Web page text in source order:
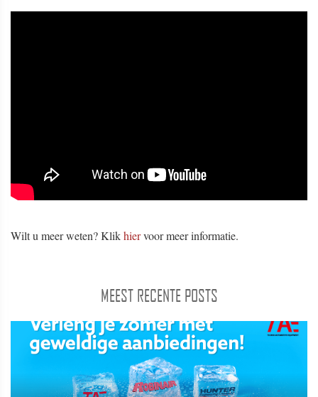
Wilt u meer weten? Klikhiervoor meer informatie.
MEEST RECENTE POSTS